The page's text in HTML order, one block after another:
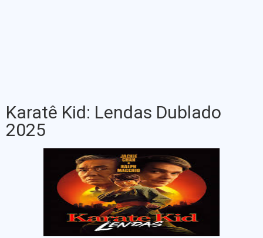
Karatê Kid: Lendas Dublado
2025